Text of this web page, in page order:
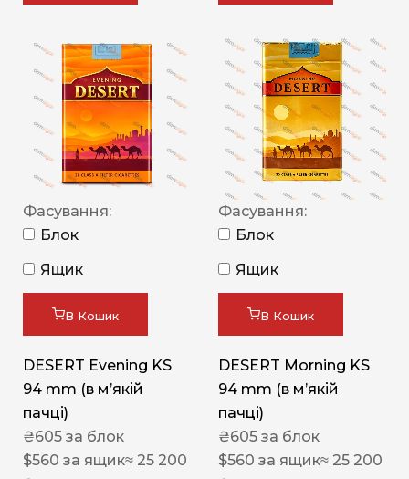
Фасування:
Блок
Ящик
В Кошик
DESERT Evening KS
94 mm (в мʼякій
пачці)
₴605 за блок
$560 за ящик≈ 25 200
Фасування:
Блок
Ящик
В Кошик
DESERT Morning KS
94 mm (в мʼякій
пачці)
₴605 за блок
$560 за ящик≈ 25 200